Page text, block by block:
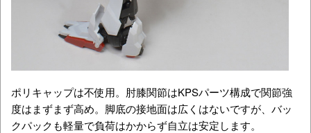
ポリキャップは不使用。肘膝関節はKPSパーツ構成で関節強
度はまずまず高め。脚底の接地面は広くはないですが、バッ
クパックも軽量で負荷はかからず自立は安定します。